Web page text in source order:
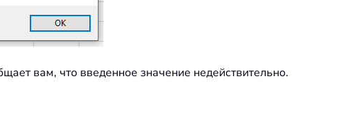
вам, что введенное значение недействительно.